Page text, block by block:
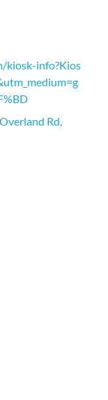
kiosk-info?Kios
Rd,